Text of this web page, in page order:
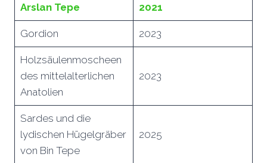
Arslan Tepe 2021
Gordion 2023
Holzsäulenmoscheen
des mittelalterlichen
Anatolien
2023
Sardes und die
lydischen Hügelgräber
von Bin Tepe
2025